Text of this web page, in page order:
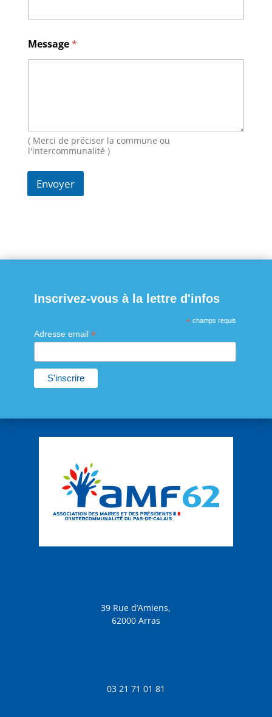
a
e
N
o
i
l
Message*
( Merci de préciser la commune ou
l'intercommunalité )
Envoyer
Inscrivez-vous à la lettre d'infos
* champs requis
Adresse email *
39 Rue d’Amiens,
62000 Arras
03 21 71 01 81